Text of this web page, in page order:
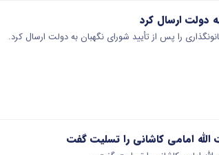
ارسال کرد
را پس از تأیید شورای نگهبان به دولت ارسال کرد.
امامی کاشانی را تسلیت گفت